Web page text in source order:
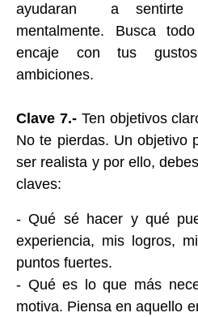
ayudaran a sentirte
mentalmente. Busca
encaje con tus
ambiciones.
Clave 7.- Ten objetivos
No te pierdas. Un objetivo
ser realista y por ello,
claves:
- Qué sé hacer y qué
experiencia, mis logros,
puntos fuertes.
- Qué es lo que más
motiva. Piensa en aquello